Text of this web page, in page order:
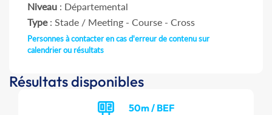
Niveau : Départemental
Type: Stade / Meeting - Course - Cross
Personnes à contacter en cas d'erreur de contenu sur
calendrier ou résultats
Résultats disponibles
50m / BEF